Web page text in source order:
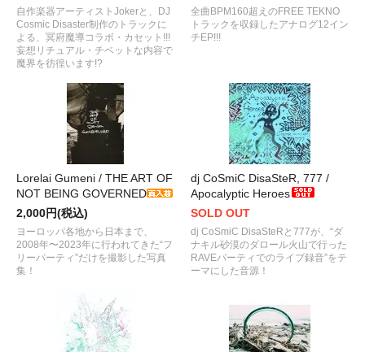
自作楽器アーティストJokerと、DJ
Cosmic Disaster制作のトラックに
よる、冥府魔導コラボ・カセット!!!
妄想リチュアル・チベットな内容で
魔界を彷徨います!?
全曲BPM160超えのFREE TEKNO
トラックを収録したアナログ12イン
チEP!!!
Lorelai Gumeni / THE ART OF
NOT BEING GOVERNED
2,000円(税込)
ヨーロッパ各地から日本まで、
2008年〜2023年に行われてきた“フ
リーパーティ”だけを撮影した写真
集！
dj CoSmiC DisaSteR, 777 /
Apocalyptic Heroes
SOLD OUT
dj CoSmiC DisaSteRと777が、“ダ
ナキル砂漠のダロール火山で行った
RAVEパーティでのライブ録音”をテ
ーマにした音源！